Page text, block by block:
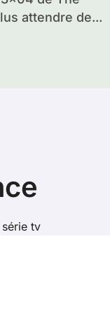
attendre de...
tv